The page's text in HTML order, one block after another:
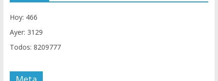
Hoy: 466
Ayer: 3129
Todos: 8209777